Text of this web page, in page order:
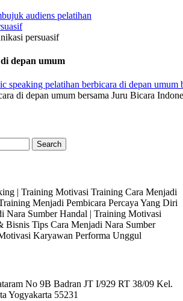
persuasif
depan umum
di depan umum bersama Juru Bicara
| Training Motivasi Training Cara Menjadi
Menjadi Pembicara Percaya Yang Diri
Nara Sumber Handal | Training Motivasi
Tips Cara Menjadi Nara Sumber
Karyawan Performa Unggul
No 9B Badran JT I/929 RT 38/09 Kel.
Yogyakarta 55231